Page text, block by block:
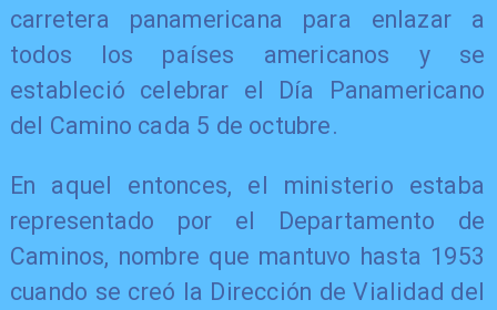
carretera panamericana para enlazar a
todos los países americanos y se
estableció celebrar el Día Panamericano
del Camino cada 5 de octubre.
En aquel entonces, el ministerio estaba
representado por el Departamento de
Caminos, nombre que mantuvo hasta 1953
cuando se creó la Dirección de Vialidad del